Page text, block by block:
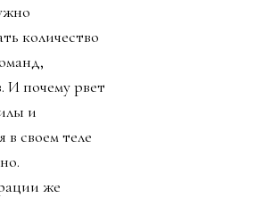
количество
И почему рвет
и
в своем теле
же